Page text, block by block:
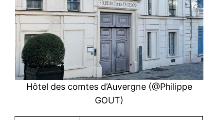
Hôtel des comtes d’Auvergne (@Philippe
GOUT)